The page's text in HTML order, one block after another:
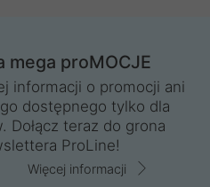
mega proMOCJE
informacji o promocji ani
dostępnego tylko dla
Dołącz teraz do grona
ProLine!
Więcej informacji